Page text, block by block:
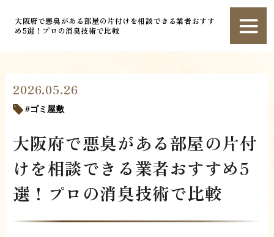
大阪府で悪臭がある部屋の片付けを相談できる業者おすす
め5選！プロの消臭技術で比較
2026.05.26
ゴミ屋敷
大阪府で悪臭がある部屋の片付
けを相談できる業者おすすめ5
選！プロの消臭技術で比較